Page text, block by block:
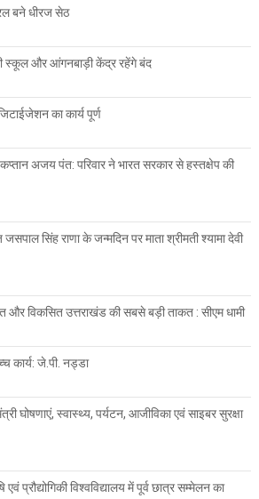
बने धीरज सेठ
स्कूल और आंगनबाड़ी केंद्र रहेंगे बंद
का कार्य पूर्ण
अजय पंत: परिवार ने भारत सरकार से हस्तक्षेप की
सिंह राणा के जन्मदिन पर माता श्रीमती श्यामा देवी
और विकसित उत्तराखंड की सबसे बड़ी ताकत : सीएम धामी
कार्य: जे.पी. नड्डा
घोषणाएं, स्वास्थ्य, पर्यटन, आजीविका एवं साइबर सुरक्षा
प्रौद्योगिकी विश्वविद्यालय में पूर्व छात्र सम्मेलन का